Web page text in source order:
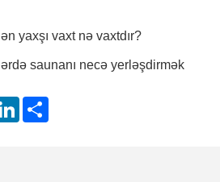
yaxşı vaxt nə vaxtdır?
saunanı necə yerləşdirmək
LinkedIn